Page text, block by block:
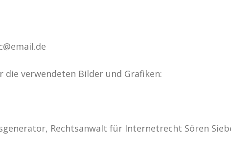
die verwendeten Bilder und Grafiken:
Rechtsanwalt für Internetrecht Sören